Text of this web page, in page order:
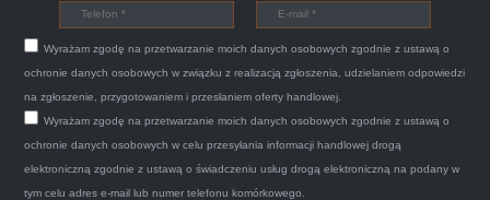
Car.pl sprzedałam swoją wysłużoną corsinę
tego samego dnia miły grzeczny pan przyjechał
po trzech godzinach autolawetą sprawnie
zapakował auto wypisał dokumenty i wypłacił
gotówkę.Zdecydowanie mogę polecić tą firmę
mnie do skorzystania z ich usług przekonało to
że są na FACEBOOKU i każdy tam może
Wyrażam zgodę na przetwarzanie moich danych osobowych zgodnie z ustawą o
ochronie danych osobowych w związku z realizacją zgłoszenia, udzielaniem odpowiedzi
na zgłoszenie, przygotowaniem i przesłaniem oferty handlowej.
Wyrażam zgodę na przetwarzanie moich danych osobowych zgodnie z ustawą o
ochronie danych osobowych w celu przesyłania informacji handlowej drogą
elektroniczną zgodnie z ustawą o świadczeniu usług drogą elektroniczną na podany w
tym celu adres e-mail lub numer telefonu komórkowego.